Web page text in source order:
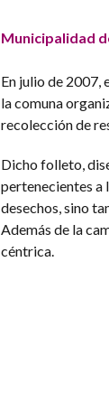
Municipalidad
En julio de 2007,
la comuna
recolección de
Dicho folleto,
pertenecientes a
desechos, sino
Además de la
céntrica.